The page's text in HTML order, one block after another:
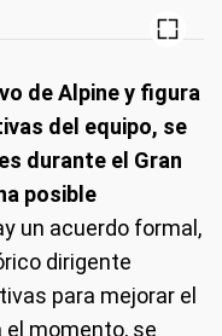
de Alpine y figura
del equipo, se
durante el Gran
posible
un acuerdo formal,
dirigente
para mejorar el
el momento, se